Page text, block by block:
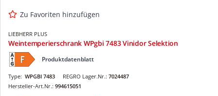
Zu Favoriten hinzufügen
LIEBHERR PLUS
Weintemperierschrank WPgbi 7483 Vinidor Selektion
Produktdatenblatt
REGRO Lager.Nr.: 7024487
Type: WPGBI 7483
Hersteller-Art.Nr.: 994615051